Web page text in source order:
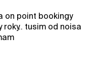
on point bookingy
tusim od noisa